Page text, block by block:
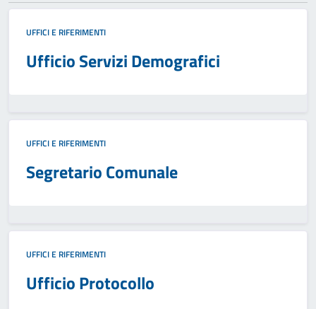
UFFICI E RIFERIMENTI
Ufficio Servizi Demografici
UFFICI E RIFERIMENTI
Segretario Comunale
UFFICI E RIFERIMENTI
Ufficio Protocollo